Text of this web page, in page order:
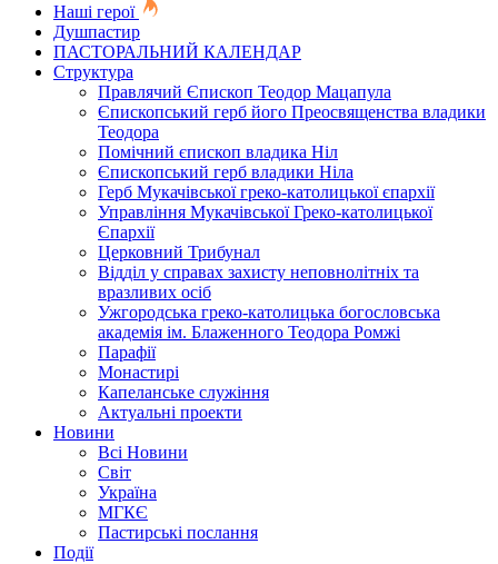
Наші герої
Душпастир
ПАСТОРАЛЬНИЙ КАЛЕНДАР
Структура
Правлячий Єпископ Теодор Мацапула
Єпископський герб його Преосвященства владики
Теодора
Помічний єпископ владика Ніл
Єпископський герб владики Ніла
Герб Мукачівської греко-католицької єпархії
Управління Мукачівської Греко-католицької
Єпархії
Церковний Трибунал
Відділ у справах захисту неповнолітніх та
вразливих осіб
Ужгородська греко-католицька богословська
академія ім. Блаженного Теодора Ромжі
Парафії
Монастирі
Капеланське служіння
Актуальні проекти
Новини
Всі Новини
Світ
Україна
МГКЄ
Пастирські послання
Події